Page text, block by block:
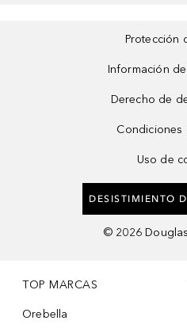
Protección
Información
Derecho de
Condiciones
Uso de
DESISTIMIENTO
© 2026
TOP MARCAS
Orebella